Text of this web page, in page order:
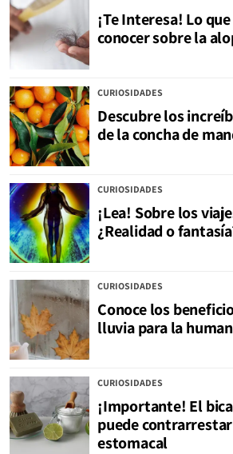
¡Te Interesa! Lo
conocer sobre la
CURIOSIDADES
Descubre los
de la concha de
CURIOSIDADES
¡Lea! Sobre los
¿Realidad o
CURIOSIDADES
Conoce los
lluvia para la
CURIOSIDADES
¡Importante! El
puede
estomacal